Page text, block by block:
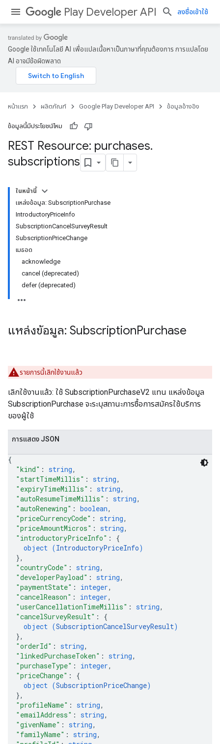
Play Developer API ลงชื่อเข้าใช้
Google ใช้เทคโนโลยี AI เพื่อแปลเนื้อหาเป็นภาษาที่คุณต้องการ การแปลโดย
AI อาจมีข้อผิดพลาด
หน้าแรก ผลิตภัณฑ์ Google Play Developer API ข้อมูลอ้างอิง
ข้อมูลนี้มีประโยชน์ไหม
REST Resource: purchases.
subscriptions
ในหน้านี้
แหล่งข้อมูล: SubscriptionPurchase
IntroductoryPriceInfo
SubscriptionCancelSurveyResult
SubscriptionPriceChange
เมธอด
acknowledge
cancel (deprecated)
defer (deprecated)
แหล่งข้อมูล: SubscriptionPurchase
รายการนี้เลิกใช้งานแล้ว
เลิกใช้งานแล้ว: ใช้ SubscriptionPurchaseV2 แทน แหล่งข้อมูล
SubscriptionPurchase จะระบุสถานะการซื้อการสมัครใช้บริการ
ของผู้ใช้
การแสดง JSON
{
"kind" : string,
"startTimeMillis" : string,
"expiryTimeMillis" : string,
"autoResumeTimeMillis" : string,
"autoRenewing" : boolean,
"priceCurrencyCode" : string,
"priceAmountMicros" : string,
"introductoryPriceInfo" : {
object (IntroductoryPriceInfo)
},
"countryCode" : string,
"developerPayload" : string,
"paymentState" : integer,
"cancelReason" : integer,
"userCancellationTimeMillis" : string,
"cancelSurveyResult" : {
object (SubscriptionCancelSurveyResult)
},
"orderId" : string,
"linkedPurchaseToken" : string,
"purchaseType" : integer,
"priceChange" : {
object (SubscriptionPriceChange)
},
"profileName" : string,
"emailAddress" : string,
"givenName" : string,
"familyName" : string,